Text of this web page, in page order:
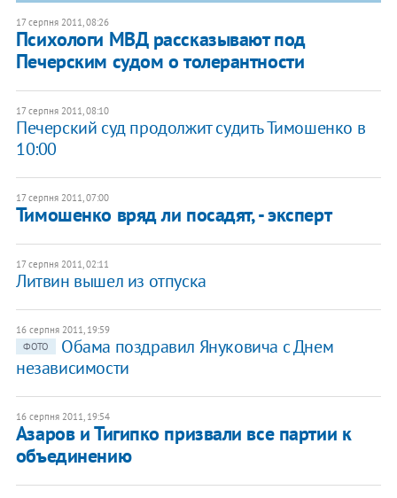
17 серпня 2011, 08:26
Психологи МВД рассказывают под
Печерским судом о толерантности
17 серпня 2011, 08:10
Печерский суд продолжит судить Тимошенко в
10:00
17 серпня 2011, 07:00
Тимошенко вряд ли посадят, - эксперт
17 серпня 2011, 02:11
​Литвин вышел из отпуска
16 серпня 2011, 19:59
ФОТО
Обама поздравил Януковича с Днем
независимости
16 серпня 2011, 19:54
Азаров и Тигипко призвали все партии к
объединению